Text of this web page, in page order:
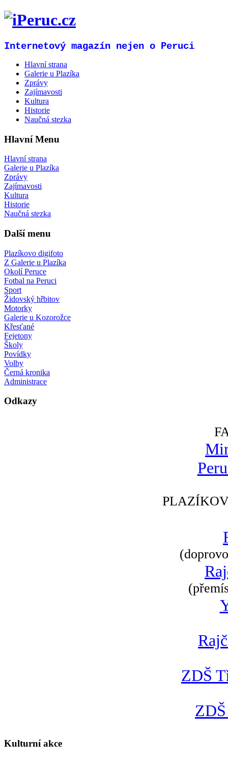
Internetový magazín nejen o Peruci
Hlavní strana
Galerie u Plazíka
Zprávy
Zajímavosti
Kultura
Historie
Naučná stezka
Hlavní Menu
Hlavní strana
Galerie u Plazíka
Zprávy
Zajímavosti
Kultura
Historie
Naučná stezka
Další menu
Plazíkovo digifoto
Z Galerie u Plazíka
Okolí Peruce
Fotbal na Peruci
Sport
Židovský hřbitov
Motorky
Galerie u Kozorožce
Křesťané
Fejetony
Školy
Povídky
Volby
Černá kronika
Administrace
Odkazy
ZDŠ
Kulturní akce